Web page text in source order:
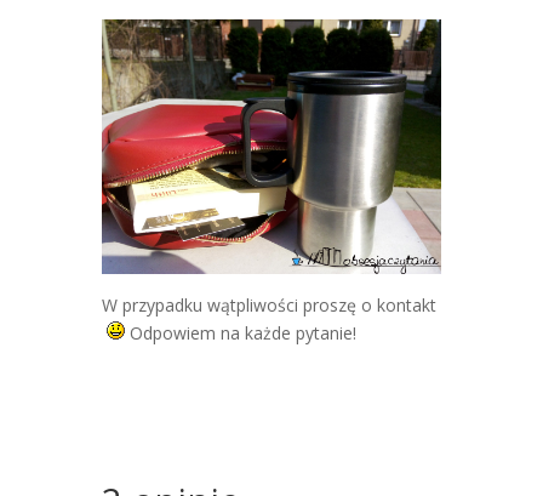
W przypadku wątpliwości proszę o kontakt
Odpowiem na każde pytanie!